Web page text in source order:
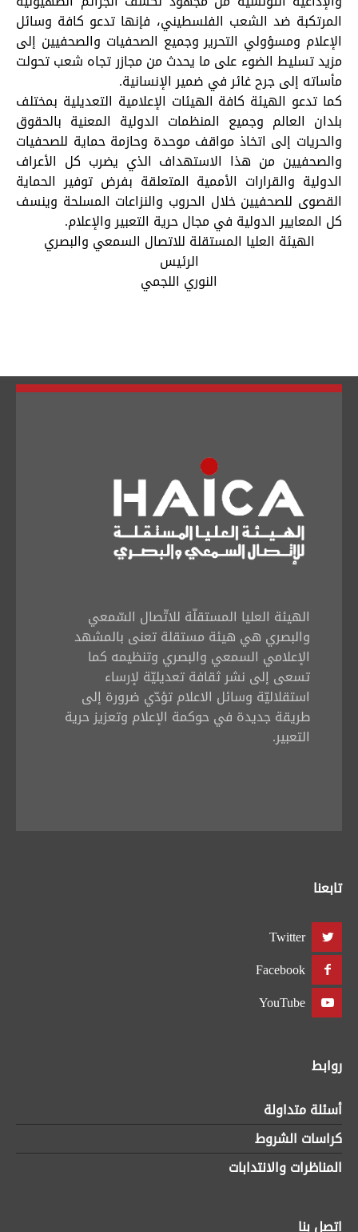
المرتكبة ضد الشعب الفلسطيني، فإنها تدعو كافة وسائل
الإعلام ومسؤولي التحرير وجميع الصحفيات والصحفيين إلى
مزيد تسليط الضوء على ما يحدث من مجازر تجاه شعب تحولت
مأساته إلى جرح غائر في ضمير الإنسانية.
كما تدعو الهيئة كافة الهيئات الإعلامية التعديلية بمختلف
بلدان العالم وجميع المنظمات الدولية المعنية بالحقوق
والحريات إلى اتخاذ مواقف موحدة وحازمة حماية للصحفيات
والصحفيين من هذا الاستهداف الذي يضرب كل الأعراف
الدولية والقرارات الأممية المتعلقة بفرض توفير الحماية
القصوى للصحفيين خلال الحروب والنزاعات المسلحة وينسف
كل المعايير الدولية في مجال حرية التعبير والإعلام.
الهيئة العليا المستقلة للاتصال السمعي والبصري
الرئيس
النوري اللجمي
الهيئة العليا المستقلّة للاتّصال السّمعي
والبصري هي هيئة مستقلة تعنى بالمشهد
الإعلامي السمعي والبصري وتنظيمه كما
تسعى إلى نشر ثقافة تعديليّة لإرساء
استقلاليّة وسائل الاعلام تؤدّي ضرورة إلى
طريقة جديدة في حوكمة الإعلام وتعزيز حرية
التعبير.
تابعنا
Twitter
Facebook
YouTube
روابط
أسئلة متداولة
كراسات الشروط
المناظرات والانتدابات
اتصل بنا
تبديل اللغة
Français